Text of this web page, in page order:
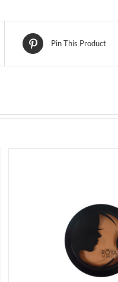
Pin This Product
SELECT OPTIONS